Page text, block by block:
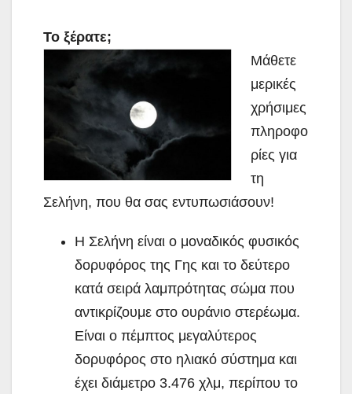
To ξέρατε;
Μάθετε
μερικές
χρήσιμες
πληροφο
ρίες για
τη
Σελήνη, που θα σας εντυπωσιάσουν!
Η Σελήνη είναι ο μοναδικός φυσικός
δορυφόρος της Γης και το δεύτερο
κατά σειρά λαμπρότητας σώμα που
αντικρίζουμε στο ουράνιο στερέωμα.
Είναι ο πέμπτος μεγαλύτερος
δορυφόρος στο ηλιακό σύστημα και
έχει διάμετρο 3.476 χλμ, περίπου το